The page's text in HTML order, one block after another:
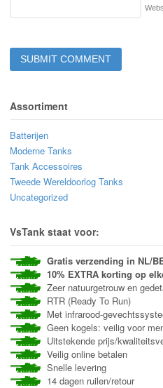
Assortiment
Batterijen
Moderne Tanks
Tank Accessoires
Tweede Wereldoorlog Tanks
Uncategorized
VsTank staat voor:
Gratis verzending in NL/
10% EXTRA korting op
Zeer natuurgetrouw en
RTR (Ready To Run)
Met infrarood-
Geen kogels: veilig voor
Uitstekende prijs/
Veilig online betalen
Snelle levering
14 dagen ruilen/retour